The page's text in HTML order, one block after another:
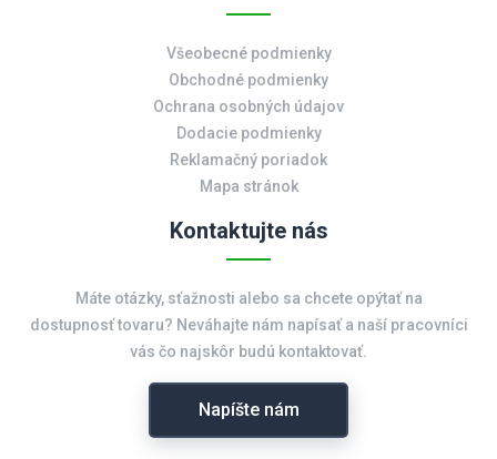
Všeobecné podmienky
Obchodné podmienky
Ochrana osobných údajov
Dodacie podmienky
Reklamačný poriadok
Mapa stránok
Kontaktujte nás
Máte otázky, sťažnosti alebo sa chcete opýtať na
dostupnosť tovaru? Neváhajte nám napísať a naší pracovníci
vás čo najskôr budú kontaktovať.
Napíšte nám